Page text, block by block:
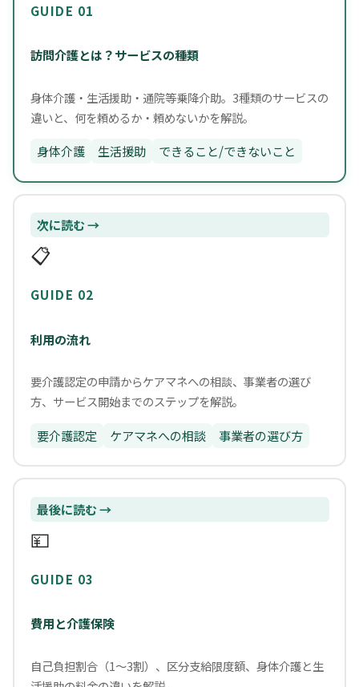
GUIDE 01
訪問介護とは？サービスの種類
身体介護・生活援助・通院等乗降介助。3種類のサービスの
違いと、何を頼めるか・頼めないかを解説。
身体介護 生活援助 できること/できないこと
次に読む →
📋
GUIDE 02
利用の流れ
要介護認定の申請からケアマネへの相談、事業者の選び
方、サービス開始までのステップを解説。
要介護認定 ケアマネへの相談 事業者の選び方
最後に読む →
💴
GUIDE 03
費用と介護保険
自己負担割合（1〜3割）、区分支給限度額、身体介護と生